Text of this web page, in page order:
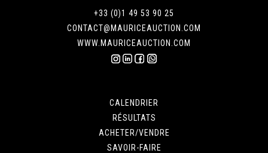
+33 (0)1 49 53 90 25
CONTACT@MAURICEAUCTION.COM
WWW.MAURICEAUCTION.COM
CALENDRIER
RÉSULTATS
ACHETER/VENDRE
SAVOIR-FAIRE